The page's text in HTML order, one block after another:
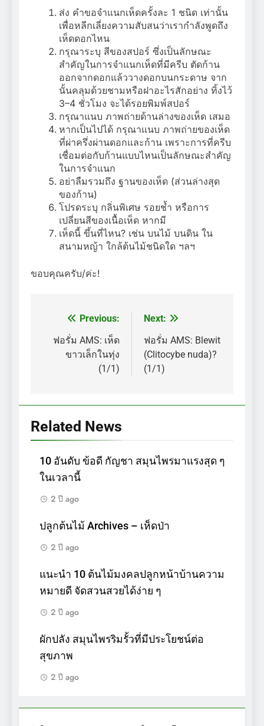
ส่ง คำขอจำแนกเห็ดครั้งละ 1 ชนิด เท่านั้น
เพื่อหลีกเลี่ยงความสับสนว่าเรากำลังพูดถึง
เห็ดดอกไหน
กรุณาระบุ สีของสปอร์ ซึ่งเป็นลักษณะ
สำคัญในการจำแนกเห็ดที่มีครีบ ตัดก้าน
ออกจากดอกแล้ววางดอกบนกระดาษ จาก
นั้นคลุมด้วยชามหรือฝาอะไรสักอย่าง ทิ้งไว้
3–4 ชั่วโมง จะได้รอยพิมพ์สปอร์
กรุณาแนบ ภาพถ่ายด้านล่างของเห็ด เสมอ
หากเป็นไปได้ กรุณาแนบ ภาพถ่ายของเห็ด
ที่ผ่าครึ่งผ่านดอกและก้าน เพราะการที่ครีบ
เชื่อมต่อกับก้านแบบไหนเป็นลักษณะสำคัญ
ในการจำแนก
อย่าลืมรวมถึง ฐานของเห็ด (ส่วนล่างสุด
ของก้าน)
โปรดระบุ กลิ่นพิเศษ รอยช้ำ หรือการ
เปลี่ยนสีของเนื้อเห็ด หากมี
เห็ดนี้ ขึ้นที่ไหน? เช่น บนไม้ บนดิน ใน
สนามหญ้า ใกล้ต้นไม้ชนิดใด ฯลฯ
ขอบคุณครับ/ค่ะ!
แนะแนว
เรื่อง
Previous:
ฟอรั่ม AMS: เห็ด
ขาวเล็กในทุ่ง
(1/1)
Next:
ฟอรั่ม AMS: Blewit
(Clitocybe nuda)?
(1/1)
Related News
10 อันดับ ข้อดี กัญชา สมุนไพรมาแรงสุด ๆ
ในเวลานี้
2 ปี ago
ปลูกต้นไม้ Archives – เห็ดป่า
2 ปี ago
แนะนำ 10 ต้นไม้มงคลปลูกหน้าบ้านความ
หมายดี จัดสวนสวยได้ง่าย ๆ
2 ปี ago
ผักปลัง สมุนไพรริมรั้วที่มีประโยชน์ต่อ
สุขภาพ
2 ปี ago